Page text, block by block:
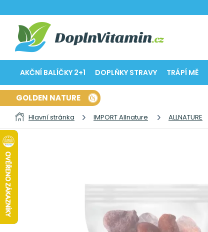
AKČNÍ BALÍČKY 2+1 DOPLŇKY STRAVY TRÁPÍ MĚ
GOLDEN NATURE
Hlavní stránka IMPORT Allnature ALLNATURE